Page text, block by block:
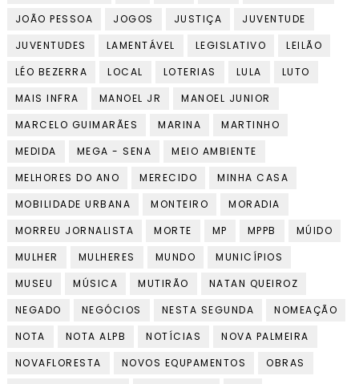
JOÃO PESSOA
JOGOS JUSTIÇA
JUVENTUDE
JUVENTUDES
LAMENTÁVEL LEGISLATIVO
LEILÃO
LÉO BEZERRA
LOCAL LOTERIAS LULA
LUTO
MAIS INFRA
MANOEL JR
MANOEL JUNIOR
MARCELO GUIMARÃES
MARINA
MARTINHO
MEDIDA
MEGA - SENA
MEIO AMBIENTE
MELHORES DO ANO
MERECIDO
MINHA CASA
MOBILIDADE URBANA
MONTEIRO
MORADIA
MORREU JORNALISTA
MORTE MP MPPB
MÚIDO
MULHER
MULHERES MUNDO
MUNICÍPIOS
MUSEU
MÚSICA MUTIRÃO
NATAN QUEIROZ
NEGADO
NEGÓCIOS NESTA SEGUNDA
NOMEAÇÃO
NOTA
NOTA ALPB NOTÍCIAS
NOVA PALMEIRA
NOVAFLORESTA
NOVOS EQUPAMENTOS
OBRAS